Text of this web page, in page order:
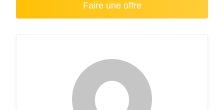
Faire une offre